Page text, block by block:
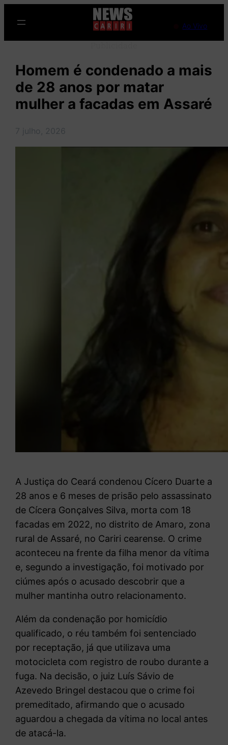
para
o
Ao Vivo
Homem é condenado a mais
de 28 anos por matar
mulher a facadas em Assaré
7 julho, 2026
A Justiça do Ceará condenou Cícero Duarte a
28 anos e 6 meses de prisão pelo assassinato
de Cícera Gonçalves Silva, morta com 18
facadas em 2022, no distrito de Amaro, zona
rural de Assaré, no Cariri cearense. O crime
aconteceu na frente da filha menor da vítima
e, segundo a investigação, foi motivado por
ciúmes após o acusado descobrir que a
mulher mantinha outro relacionamento.
Além da condenação por homicídio
qualificado, o réu também foi sentenciado
por receptação, já que utilizava uma
motocicleta com registro de roubo durante a
fuga. Na decisão, o juiz Luís Sávio de
Azevedo Bringel destacou que o crime foi
premeditado, afirmando que o acusado
aguardou a chegada da vítima no local antes
de atacá-la.